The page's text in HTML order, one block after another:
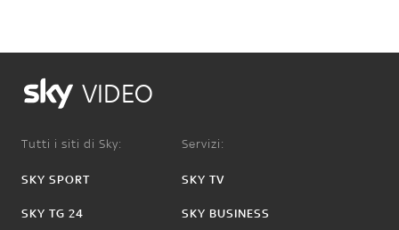
VIDEO
Tutti i siti di Sky:
SKY SPORT
SKY TG 24
Servizi:
SKY TV
SKY BUSINESS